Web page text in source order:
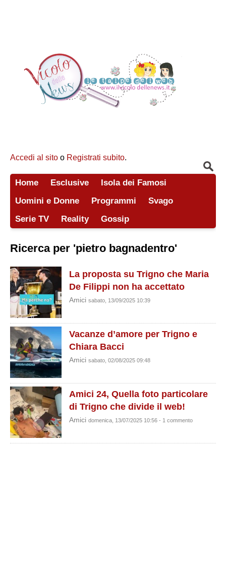
Accedi al sito o Registrati subito.
Home Esclusive
Isola dei Famosi
Uomini e Donne
Programmi
Svago
Serie TV
Reality Gossip
Ricerca per 'pietro bagnadentro'
La proposta su Trigno che Maria
De Filippi non ha accettato
Amici sabato, 13/09/2025 10:39
Vacanze d’amore per Trigno e
Chiara Bacci
Amici sabato, 02/08/2025 09:48
Amici 24, Quella foto particolare
di Trigno che divide il web!
Amici domenica, 13/07/2025 10:56 - 1 commento